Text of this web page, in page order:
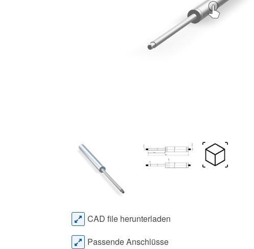
CAD file herunterladen
Passende Anschlüsse